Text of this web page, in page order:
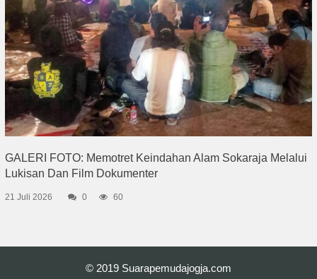
GALERI FOTO: Memotret Keindahan Alam Sokaraja Melalui
Lukisan Dan Film Dokumenter
21 Juli 2026 0 60
© 2019 Suarapemudajogja.com